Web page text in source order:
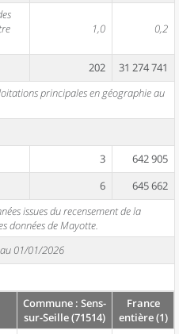
1,0 0,2
202
31 274 741
principales en géographie au
3
642 905
6
645 662
issues du recensement de la
données de Mayotte.
01/01/2026
Commune : Sens-
sur-Seille (71514)
France
entière (1)